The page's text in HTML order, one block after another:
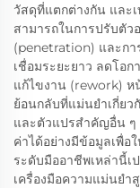
วัสดุที่แตกต่างกัน และ
สามารถในการปรับตัว
(penetration) และกา
เชื่อมระยะยาว ลดโอ
แก้ไขงาน (rework) ห
ย้อนกลับที่แม่นยำเกี่ย
และตัวแปรสำคัญอื่น ๆ
ค่าได้อย่างมีข้อมูลเพื่
ระดับมืออาชีพเหล่านี้เ
เครื่องมือความแม่นยำ